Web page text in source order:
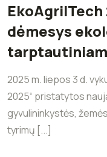
dėmesys
2025 m. liepos 3 d.
2025“ pristatytos
gyvulininkystės,
tyrimų [...]